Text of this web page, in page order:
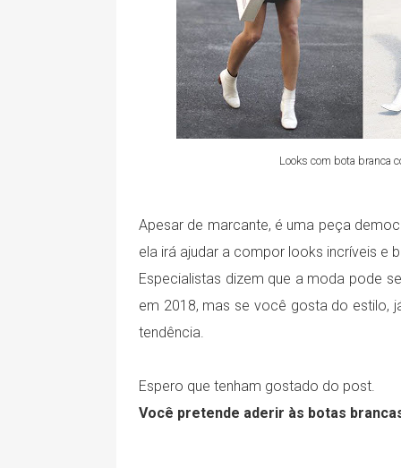
Looks com bota branca
Apesar de marcante, é uma peça
ela irá ajudar a compor looks incríveis e
Especialistas dizem que a moda pode
em 2018, mas se você gosta do estilo,
tendência.
Espero que tenham gostado do post.
Você pretende aderir às botas